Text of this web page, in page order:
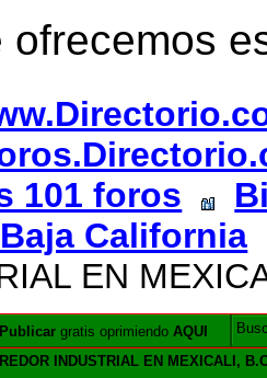
ofrecemos
101 foros
California
EN
Publicar gratis oprimiendoAQUI
INDUSTRIAL EN MEXICALI,